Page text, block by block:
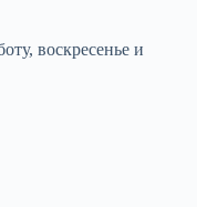
воскресенье и